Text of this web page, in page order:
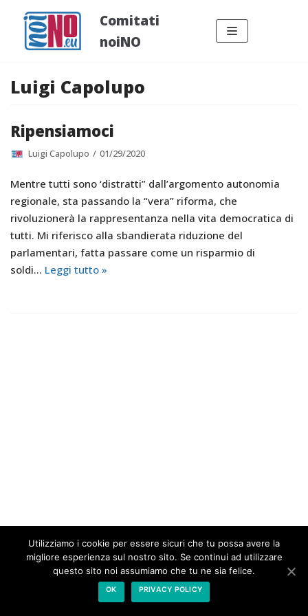
Vai
contenuto
Comitati
noiNO
Luigi Capolupo
Ripensiamoci
Luigi Capolupo 01/29/2020
Mentre tutti sono ‘distratti” dall’argomento autonomia
regionale, sta passando la “vera” riforma, che
rivoluzionerà la rappresentanza nella vita democratica di
tutti. Mi riferisco alla sbandierata riduzione del
parlamentari, fatta passare come un risparmio di
soldi… Leggi tutto »
Informativa Privacy & Cookie Policy
Utilizziamo i cookie per essere sicuri che tu possa avere la
migliore esperienza sul nostro sito. Se continui ad utilizzare
questo sito noi assumiamo che tu ne sia felice.
OK PRIVACY POLICY